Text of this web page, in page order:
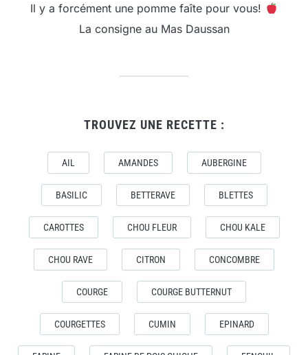
Il y a forcément une pomme faîte pour vous!
La consigne au Mas Daussan
TROUVEZ UNE RECETTE :
AIL AMANDES AUBERGINE
BASILIC BETTERAVE BLETTES
CAROTTES CHOU FLEUR CHOU KALE
CHOU RAVE CITRON CONCOMBRE
COURGE COURGE BUTTERNUT
COURGETTES CUMIN EPINARD